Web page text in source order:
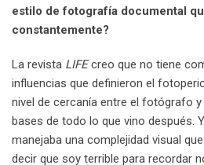
estilo de fotografía documental
constantemente?
La revista LIFEcreo que no tiene
influencias que definieron el
nivel de cercanía entre el fotógrafo
bases de todo lo que vino después.
manejaba una complejidad visual
decir que soy terrible para recordar